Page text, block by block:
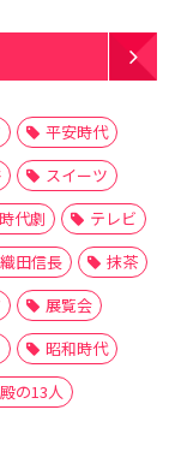
平安時代
スイーツ
時代劇
テレビ
織田信長
抹茶
展覧会
昭和時代
の13人